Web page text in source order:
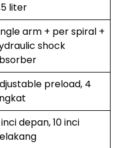
liter
arm + per spiral +
shock
preload, 4
inci depan, 10 inci